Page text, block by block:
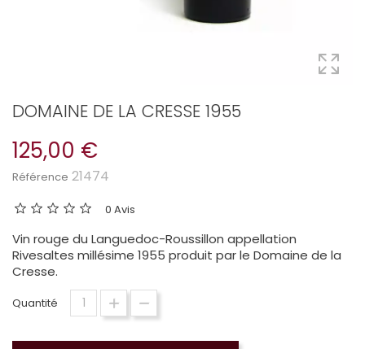
DOMAINE DE LA CRESSE 1955
125,00 €
Référence 21474
0 Avis
Vin rouge du Languedoc-Roussillon appellation
Rivesaltes millésime 1955 produit par le Domaine de la
Cresse.
Quantité